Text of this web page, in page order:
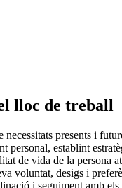
lloc de treball
presents i
personal, establint
de vida de la persona
voluntat, desigs i
i seguiment amb els